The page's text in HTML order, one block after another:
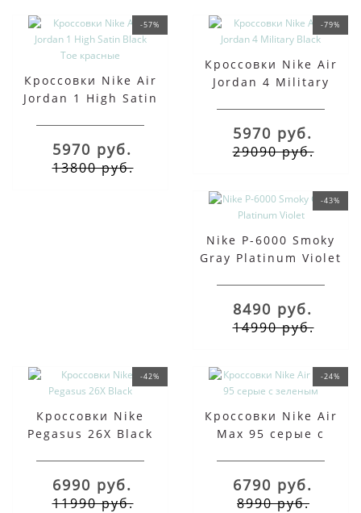
-57%
Кроссовки Nike Air
Jordan 1 High Satin
5970 руб.
13800 руб.
-79%
Кроссовки Nike Air
Jordan 4 Military
5970 руб.
29090 руб.
-43%
Nike P-6000 Smoky
Gray Platinum Violet
8490 руб.
14990 руб.
-42%
Кроссовки Nike
Pegasus 26X Black
6990 руб.
11990 руб.
-24%
Кроссовки Nike Air
Max 95 серые с
6790 руб.
8990 руб.